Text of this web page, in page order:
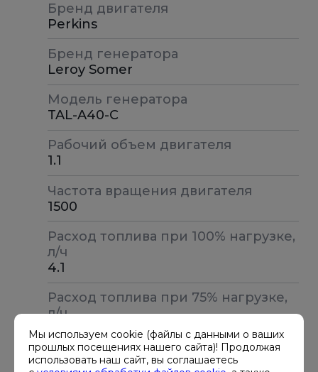
Бренд двигателя
Perkins
Бренд генератора
Leroy Somer
Модель генератора
TAL-A40-C
Рабочий объем двигателя
1.1
Частота вращения двигателя
1500
Расход топлива при 100% нагрузке,
л/ч
4.1
Расход топлива при 75% нагрузке,
л/ч
2.1
Расход топлива при 50% нагрузке,
Мы используем cookie (файлы с данными о ваших
прошлых посещениях нашего сайта)! Продолжая
использовать наш сайт, вы соглашаетесь